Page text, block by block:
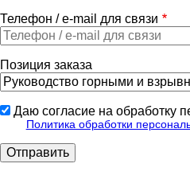
Телефон / e-mail для связи
Позиция заказа
Даю согласие на обработку
Политика обработки